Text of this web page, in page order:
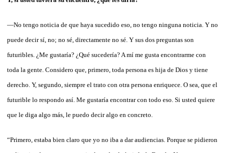
—No tengo noticia de que haya sucedido eso, no tengo ninguna noticia. Y no
puede decir sí, no; no sé, directamente no sé. Y sus dos preguntas son
futuribles. ¿Me gustaría? ¿Qué sucedería? A mí me gusta encontrarme con
toda la gente. Considero que, primero, toda persona es hija de Dios y tiene
derecho. Y, segundo, siempre el trato con otra persona enriquece. O sea, que el
futurible lo respondo así. Me gustaría encontrar con todo eso. Si usted quiere
que le diga algo más, le puedo decir algo en concreto.
“Primero, estaba bien claro que yo no iba a dar audiencias. Porque se pidieron